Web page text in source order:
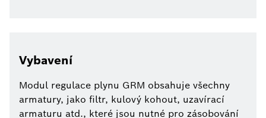
Vybavení
Modul regulace plynu GRM obsahuje všechny
armatury, jako filtr, kulový kohout, uzavírací
armaturu atd., které jsou nutné pro zásobování